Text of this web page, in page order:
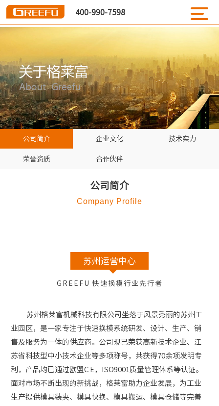
400-990-7598
公司简介 企业文化 技术实力
荣誉资质 合作伙伴
公司简介
Company Profile
苏州运营中心
GREEFU 快速换模行业先行者
苏州格莱富机械科技有限公司坐落于风景秀丽的苏州工
业园区，是一家专注于快速换模系统研发、设计、生产、销
售及服务为一体的供应商。公司现已荣获高新技术企业、江
苏省科技型中小技术企业等多项称号，共获得70余项发明专
利，产品均已通过欧盟C E，ISO9001质量管理体系等认证。
面对市场不断出现的新挑战，格莱富助力企业发展，为工业
生产提供模具装夹、模具快换、模具搬运、模具仓储等完善